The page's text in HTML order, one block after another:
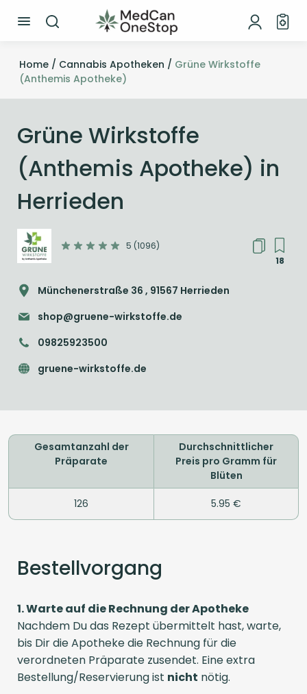
Home / Cannabis Apotheken / Grüne Wirkstoffe
(Anthemis Apotheke)
Grüne Wirkstoffe
(Anthemis Apotheke) in
Herrieden
5 (1096)
18
Münchenerstraße 36 , 91567 Herrieden
shop@gruene-wirkstoffe.de
09825923500
gruene-wirkstoffe.de
Gesamtanzahl der
Präparate
126
Durchschnittlicher
Preis pro Gramm für
Blüten
5.95 €
Bestellvorgang
1. Warte auf die Rechnung der Apotheke
Nachdem Du das Rezept übermittelt hast, warte,
bis Dir die Apotheke die Rechnung für die
verordneten Präparate zusendet. Eine extra
Bestellung/Reservierung ist nicht nötig.